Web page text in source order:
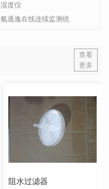
湿度仪
氨逃逸在线连续监测统
查看
更多
阻水过滤器